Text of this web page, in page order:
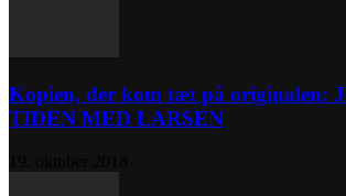
Kopien, der kom tæt på originalen:
TIDEN MED LARSEN